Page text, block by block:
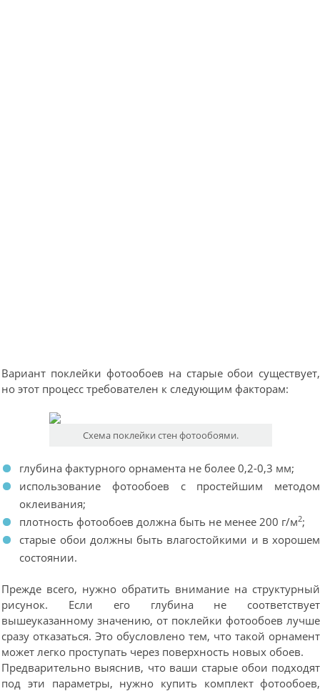
Вариант поклейки фотообоев на старые обои существует,
но этот процесс требователен к следующим факторам:
Схема поклейки стен фотообоями.
глубина фактурного орнамента не более 0,2-0,3 мм;
использование фотообоев с простейшим методом
оклеивания;
плотность фотообоев должна быть не менее 200 г/м2;
старые обои должны быть влагостойкими и в хорошем
состоянии.
Прежде всего, нужно обратить внимание на структурный
рисунок. Если его глубина не соответствует
вышеуказанному значению, от поклейки фотообоев лучше
сразу отказаться. Это обусловлено тем, что такой орнамент
может легко проступать через поверхность новых обоев.
Предварительно выяснив, что ваши старые обои подходят
под эти параметры, нужно купить комплект фотообоев,